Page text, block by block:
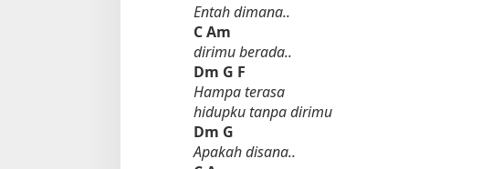
Entah dimana..
CAm
dirimu berada..
Dm G F
Hampa terasa
hidupku tanpa dirimu
Dm G
Apakah disana..